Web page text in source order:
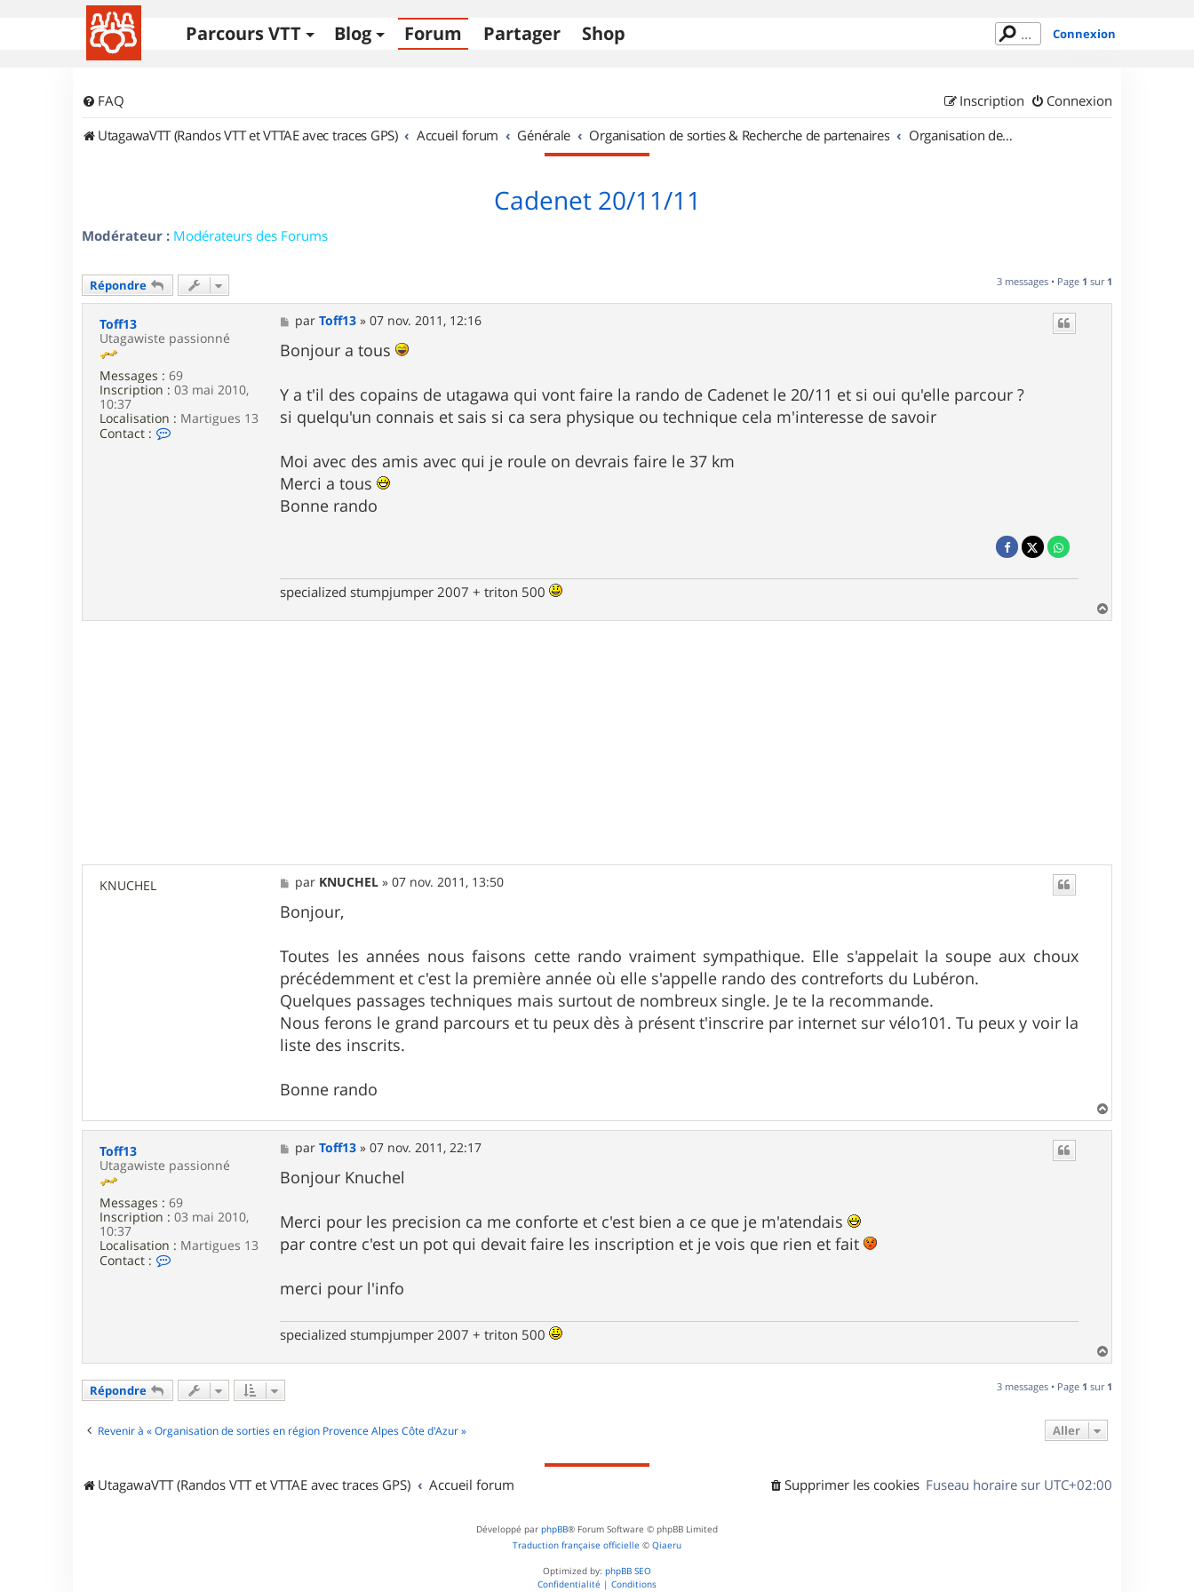
Parcours VTT Blog Forum Partager Shop Connexion
FAQ Connexion
Inscription
UtagawaVTT (Randos VTT et VTTAE avec traces GPS)
Accueil forum Générale Organisation de sorties & Recherche de partenaires Organisation de sorties en région Provence Alpes Côte d'Azur
Cadenet 20/11/11
Modérateur : Modérateurs des Forums
Répondre 3 messages • Page 1 sur 1
Toff13
Utagawiste passionné
Messages : 69
Inscription : 03 mai 2010,
10:37
Localisation : Martigues 13
Contact :
M
e
s
s
g
e
parToff13 »07 nov. 2011, 12:16
Bonjour a tous
Y a t'il des copains de utagawa qui vont faire la rando de Cadenet le 20/11 et si oui qu'elle parcour ?
si quelqu'un connais et sais si ca sera physique ou technique cela m'interesse de savoir
Moi avec des amis avec qui je roule on devrais faire le 37 km
Merci a tous
Bonne rando
specialized stumpjumper 2007 + triton 500
a
KNUCHEL
M
e
s
s
g
e
par KNUCHEL »07 nov. 2011, 13:50
Bonjour,
Toutes les années nous faisons cette rando vraiment sympathique. Elle s'appelait la soupe aux choux
précédemment et c'est la première année où elle s'appelle rando des contreforts du Lubéron.
Quelques passages techniques mais surtout de nombreux single. Je te la recommande.
Nous ferons le grand parcours et tu peux dès à présent t'inscrire par internet sur vélo101. Tu peux y voir la
liste des inscrits.
Bonne rando
a
Toff13
Utagawiste passionné
Messages : 69
Inscription : 03 mai 2010,
10:37
Localisation : Martigues 13
Contact :
T
o
f
M
e
s
s
g
e
parToff13 »07 nov. 2011, 22:17
Bonjour Knuchel
Merci pour les precision ca me conforte et c'est bien a ce que je m'atendais
par contre c'est un pot qui devait faire les inscription et je vois que rien et fait
merci pour l'info
specialized stumpjumper 2007 + triton 500
a
t
Répondre 3 messages • Page 1 sur 1
Revenir à « Organisation de sorties en région Provence Alpes Côte d'Azur » Aller
UtagawaVTT (Randos VTT et VTTAE avec traces GPS) Accueil forum Fuseau horaire sur UTC+02:00
Supprimer les cookies
Développé par phpBB® Forum Software © phpBB Limited
Traduction française officielle © Qiaeru
Optimized by: phpBB SEO
Confidentialité | Conditions